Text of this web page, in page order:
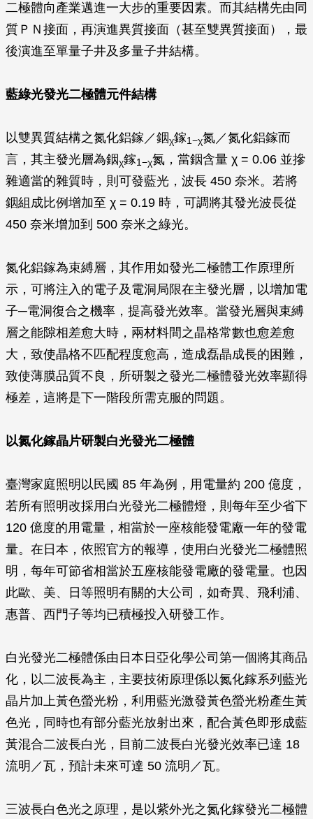
二極體向產業邁進一大步的重要因素。而其結構先由同
質ＰＮ接面，再演進異質接面（甚至雙異質接面），最
後演進至單量子井及多量子井結構。
藍綠光發光二極體元件結構
以雙異質結構之氮化鋁鎵／銦χ鎵1−χ氮／氮化鋁鎵而
言，其主發光層為銦χ鎵1−χ氮，當銦含量 χ = 0.06 並摻
雜適當的雜質時，則可發藍光，波長 450 奈米。若將
銦組成比例增加至 χ = 0.19 時，可調將其發光波長從
450 奈米增加到 500 奈米之綠光。
氮化鋁鎵為束縛層，其作用如發光二極體工作原理所
示，可將注入的電子及電洞局限在主發光層，以增加電
子─電洞復合之機率，提高發光效率。當發光層與束縛
層之能隙相差愈大時，兩材料間之晶格常數也愈差愈
大，致使晶格不匹配程度愈高，造成磊晶成長的困難，
致使薄膜品質不良，所研製之發光二極體發光效率顯得
極差，這將是下一階段所需克服的問題。
以氮化鎵晶片研製白光發光二極體
臺灣家庭照明以民國 85 年為例，用電量約 200 億度，
若所有照明改採用白光發光二極體燈，則每年至少省下
120 億度的用電量，相當於一座核能發電廠一年的發電
量。在日本，依照官方的報導，使用白光發光二極體照
明，每年可節省相當於五座核能發電廠的發電量。也因
此歐、美、日等照明有關的大公司，如奇異、飛利浦、
惠普、西門子等均已積極投入研發工作。
白光發光二極體係由日本日亞化學公司第一個將其商品
化，以二波長為主，主要技術原理係以氮化鎵系列藍光
晶片加上黃色螢光粉，利用藍光激發黃色螢光粉產生黃
色光，同時也有部分藍光放射出來，配合黃色即形成藍
黃混合二波長白光，目前二波長白光發光效率已達 18
流明／瓦，預計未來可達 50 流明／瓦。
三波長白色光之原理，是以紫外光之氮化鎵發光二極體